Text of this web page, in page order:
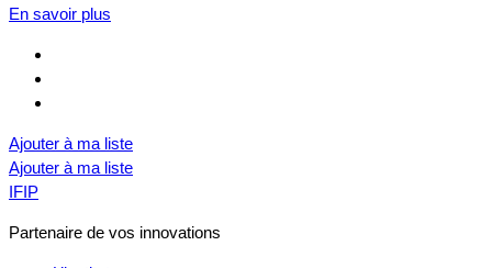
En savoir plus
Ajouter à ma liste
Ajouter à ma liste
IFIP
Partenaire de vos innovations